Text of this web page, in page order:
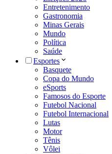
Entretenimento
Gastronomia
Minas Gerais
Mundo
Política
Saúde
Esportes
Basquete
Copa do Mundo
eSports
Famosos do Esporte
Futebol Nacional
Futebol Internacional
Lutas
Motor
Tênis
Vôlei